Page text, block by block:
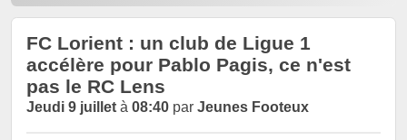
FC Lorient : un club de Ligue 1
accélère pour Pablo Pagis, ce n'est
pas le RC Lens
Jeudi 9 juillet à 08:40 par Jeunes Footeux